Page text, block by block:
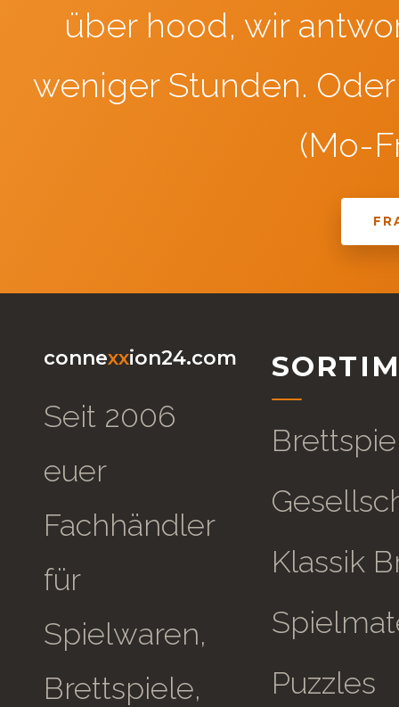
über hood, wir
weniger Stunden.
(Mo-
connexxion24.com
Seit 2006
euer
Fachhändler
für
Spielwaren,
Brettspiele,
Klassik
Puzzles